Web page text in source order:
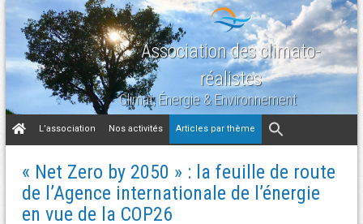
Association des climato-
réalistes
Climat, Énergie & Environnement
Aller
au
L’association Nos activités Articles par thème
« Net Zero by 2050 » : la feuille de route
de l’Agence internationale de l’énergie
en vue de la COP26